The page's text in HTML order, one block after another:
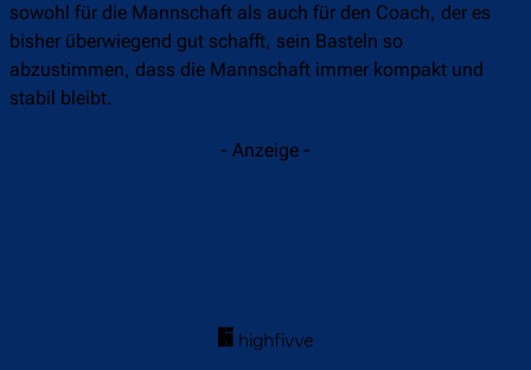
sowohl für die Mannschaft als auch für den Coach, der es
bisher überwiegend gut schafft, sein Basteln so
abzustimmen, dass die Mannschaft immer kompakt und
stabil bleibt.
- Anzeige -